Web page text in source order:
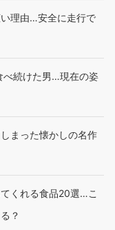
理由…安全に走行で
べ続けた男…現在の姿
まった懐かしの名作
くれる食品20選…こ
？